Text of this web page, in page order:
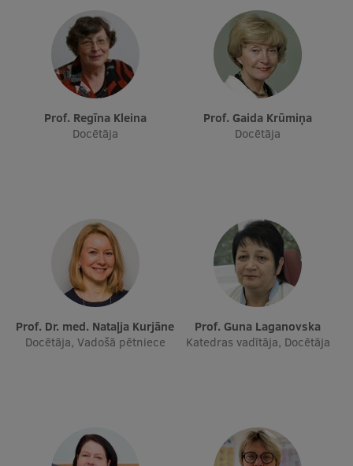
Starptautiskā sadarbība
Mobilitātes programmas
Starptautiskie projekti
Prof. Regīna Kleina
Docētāja
Prof. Gaida Krūmiņa
Docētāja
Prof. Dr. med. Nataļja Kurjāne
Docētāja, Vadošā pētniece
Prof. Guna Laganovska
Katedras vadītāja, Docētāja